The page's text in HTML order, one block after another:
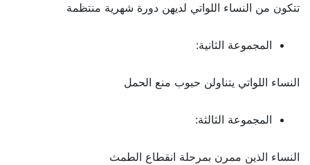
تتكون من النساء اللواتي لديهن دورة شهرية منتظمة
المجموعة الثانية:
النساء اللواتي يتناولن حبوب منع الحمل
المجموعة الثالثة:
النساء الذين ممرن بمرحلة انقطاع الطمث